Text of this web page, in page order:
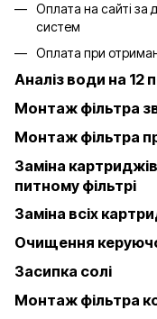
Оплата на сайті за
систем
Оплата при
Аналіз води на 12
Монтаж фільтра
Монтаж фільтра
Заміна
питному фільтрі
Заміна всіх
Очищення
Засипка солі
Монтаж фільтра